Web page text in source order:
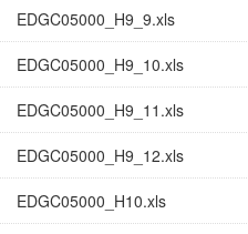
EDGC05000_H9_9.xls
EDGC05000_H9_10.xls
EDGC05000_H9_11.xls
EDGC05000_H9_12.xls
EDGC05000_H10.xls